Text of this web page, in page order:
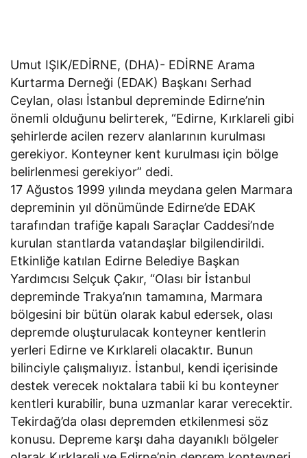
Umut IŞIK/EDİRNE, (DHA)- EDİRNE Arama
Kurtarma Derneği (EDAK) Başkanı Serhad
Ceylan, olası İstanbul depreminde Edirne’nin
önemli olduğunu belirterek, “Edirne, Kırklareli gibi
şehirlerde acilen rezerv alanlarının kurulması
gerekiyor. Konteyner kent kurulması için bölge
belirlenmesi gerekiyor” dedi.
17 Ağustos 1999 yılında meydana gelen Marmara
depreminin yıl dönümünde Edirne’de EDAK
tarafından trafiğe kapalı Saraçlar Caddesi’nde
kurulan stantlarda vatandaşlar bilgilendirildi.
Etkinliğe katılan Edirne Belediye Başkan
Yardımcısı Selçuk Çakır, “Olası bir İstanbul
depreminde Trakya’nın tamamına, Marmara
bölgesini bir bütün olarak kabul edersek, olası
depremde oluşturulacak konteyner kentlerin
yerleri Edirne ve Kırklareli olacaktır. Bunun
bilinciyle çalışmalıyız. İstanbul, kendi içerisinde
destek verecek noktalara tabii ki bu konteyner
kentleri kurabilir, buna uzmanlar karar verecektir.
Tekirdağ’da olası depremden etkilenmesi söz
konusu. Depreme karşı daha dayanıklı bölgeler